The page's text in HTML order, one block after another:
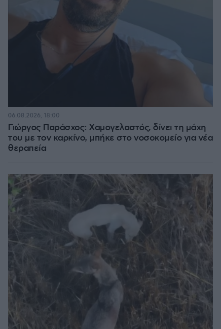
Γιώργος Παράσχος: Χαμογελαστός, δίνει τη μάχη
του με τον καρκίνο, μπήκε στο νοσοκομείο για νέα
θεραπεία
06.08.2026, 18:00